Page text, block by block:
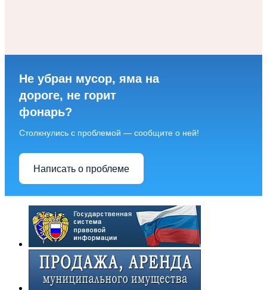
Не убран мусор, яма на
дороге, не горит
фонарь?
Столкнулись с проблемой — сообщите о ней!
Написать о проблеме